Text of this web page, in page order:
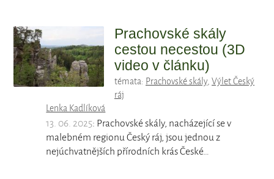
Prachovské skály
cestou necestou (3D
video v článku)
témata: Prachovské skály, Výlet Český
ráj
Lenka Kadlíková
13. 06. 2025: Prachovské skály, nacházející se v
malebném regionu Český ráj, jsou jednou z
nejúchvatnějších přírodních krás České…